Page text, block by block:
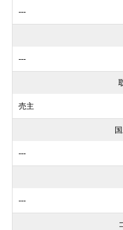
---
---
売主
---
---